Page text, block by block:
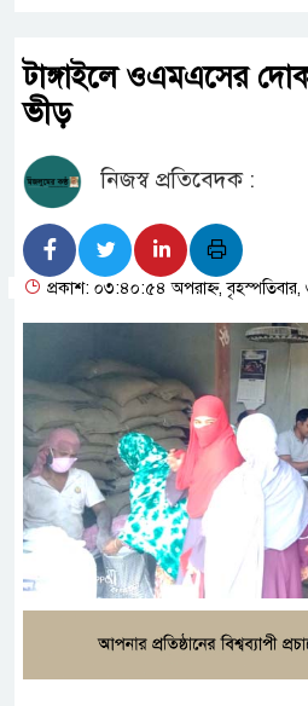
টাঙ্গাইলে ওএমএসের
ভীড়
নিজস্ব প্রতিবেদক :
প্রকাশ: ০৩:৪০:৫৪ অপরাহ্ন,